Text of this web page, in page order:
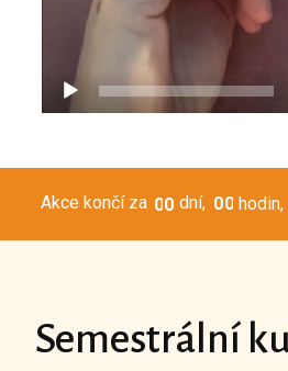
Akce končí za 00 dní 00 hodin
Semestrální